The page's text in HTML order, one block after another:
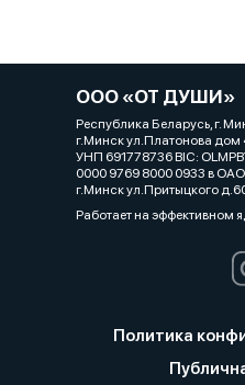
ООО «ОТ ДУШИ»
Республика Беларусь, г.
г.Минск ул.Платонова дом
УНП 691778736 BIC:
0000 9769 8000 0933 в
г.Минск ул.Притыцкого
Работает на эффективном
Политика